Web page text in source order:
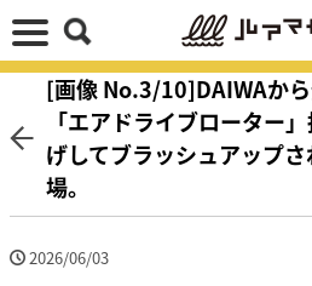
[画像 No.3/10]DAIWAか
「エアドライブローター
げしてブラッシュアップ
場。
2026/06/03